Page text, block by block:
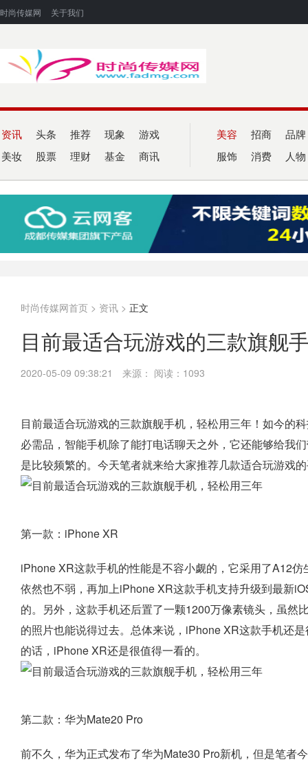
时尚传媒网 关于我们
资讯 头条 推荐 现象 游戏
美妆 股票 理财 基金 商讯
美容 招商 品牌
服饰 消费 人物
时尚传媒网首页 > 资讯 > 正文
目前最适合玩游戏的三款旗舰
2020-05-09 09:38:21 来源： 阅读：1093
目前最适合玩游戏的三款旗舰手机，轻松用三年！如今的
必需品，智能手机除了能打电话聊天之外，它还能够给我
是比较频繁的。今天笔者就来给大家推荐几款适合玩游戏
第一款：iPhone XR
iPhone XR这款手机的性能是不容小觑的，它采用了A12
依然也不弱，再加上iPhone XR这款手机支持升级到最新
的。另外，这款手机还后置了一颗1200万像素镜头，虽然
的照片也能说得过去。总体来说，iPhone XR这款手机还
的话，iPhone XR还是很值得一看的。
第二款：华为Mate20 Pro
前不久，华为正式发布了华为Mate30 Pro新机，但是笔者